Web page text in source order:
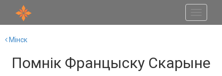
Мінск
Помнік Францыску Скарыне